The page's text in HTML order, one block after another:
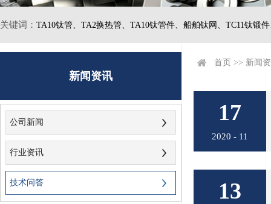
关键词： TA10钛管、 TA2换热管、 TA10钛管件、 船舶钛网、 TC11钛锻
新闻资讯
公司新闻
行业资讯
技术问答
首页 >> 新闻
17
2020 - 11
13